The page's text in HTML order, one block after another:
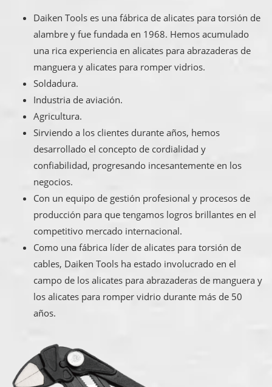
Daiken Tools es una fábrica de alicates para torsión de
alambre y fue fundada en 1968. Hemos acumulado
una rica experiencia en alicates para abrazaderas de
manguera y alicates para romper vidrios.
Soldadura.
Industria de aviación.
Agricultura.
Sirviendo a los clientes durante años, hemos
desarrollado el concepto de cordialidad y
confiabilidad, progresando incesantemente en los
negocios.
Con un equipo de gestión profesional y procesos de
producción para que tengamos logros brillantes en el
competitivo mercado internacional.
Como una fábrica líder de alicates para torsión de
cables, Daiken Tools ha estado involucrado en el
campo de los alicates para abrazaderas de manguera y
los alicates para romper vidrio durante más de 50
años.